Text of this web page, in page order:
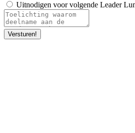
Uitnodigen voor volgende Leader